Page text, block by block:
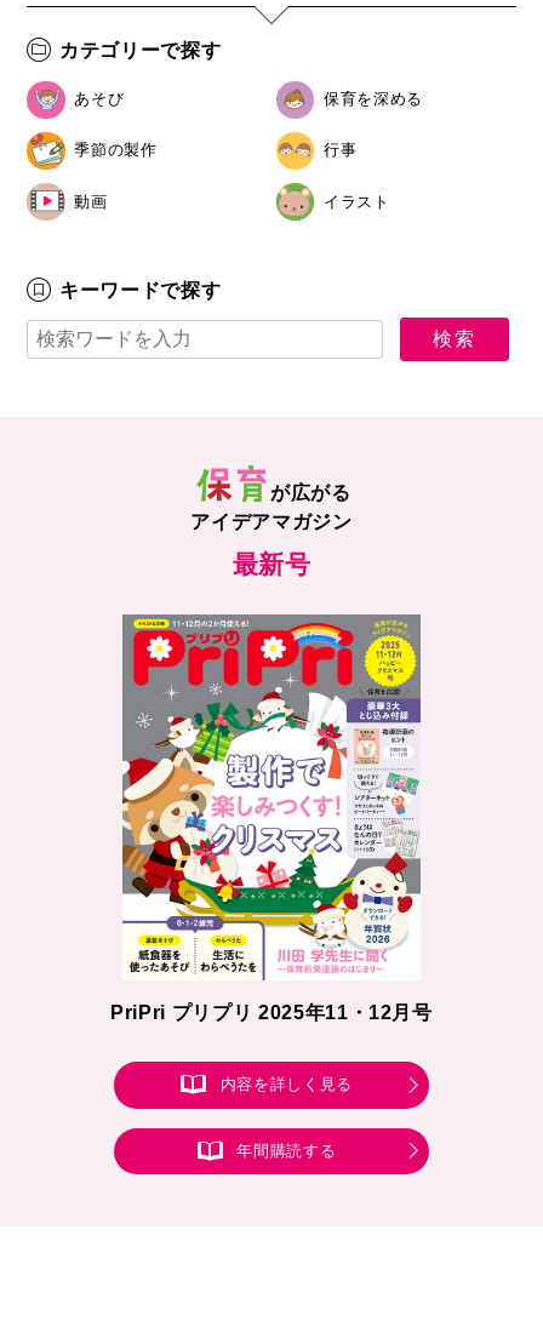
カテゴリーで探す
あそび 保育を深める
季節の製作 行事
動画 イラスト
キーワードで探す
が広がる
アイデアマガジン
最新号
PriPri プリプリ 2025年11・12月号
内容を詳しく見る
年間購読する